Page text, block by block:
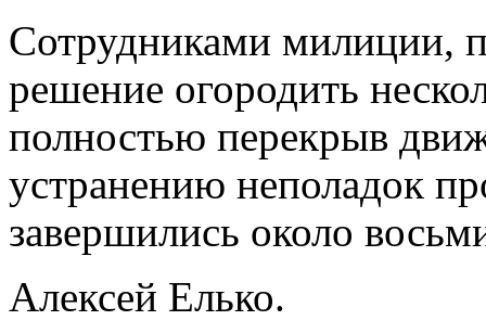
Сотрудниками милиции,
решение огородить
полностью перекрыв
устранению неполадок
завершились около
Алексей Елько.